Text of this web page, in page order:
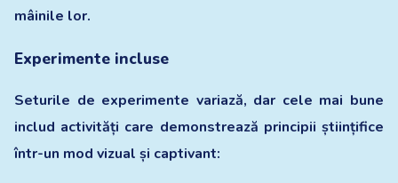
mâinile lor.
Experimente incluse
Seturile de experimente variază, dar cele mai bune
includ activități care demonstrează principii științifice
într-un mod vizual și captivant: